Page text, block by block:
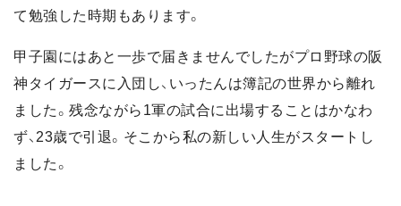
て勉強した時期もあります。
甲子園にはあと一歩で届きませんでしたがプロ野球の阪
神タイガースに入団し、いったんは簿記の世界から離れ
ました。残念ながら1軍の試合に出場することはかなわ
ず、23歳で引退。そこから私の新しい人生がスタートし
ました。